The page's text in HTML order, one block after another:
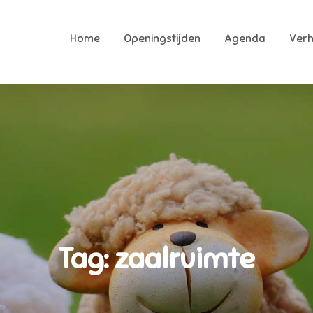
speeltuin van Raalte
Home Openingstijden Agenda
Tag:zaalruimte